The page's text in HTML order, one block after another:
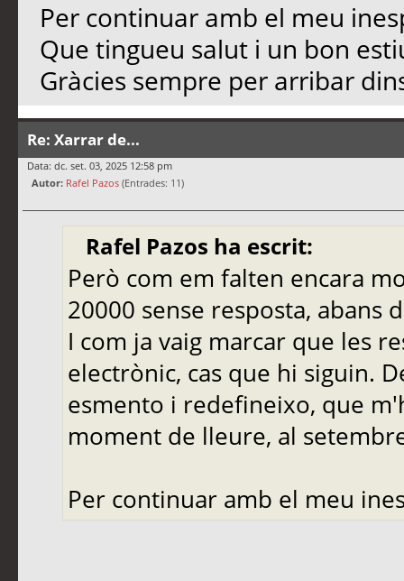
Per continuar amb el meu
Que tingueu salut i un bon
Gràcies sempre per arribar
Re: Xarrar de...
Data: dc. set. 03, 2025 12:58 pm
Autor: Rafel Pazos (Entrades: 11)
Rafel Pazos ha escrit:
Però com em falten encara
20000 sense resposta, abans
I com ja vaig marcar que les
electrònic, cas que hi siguin.
esmento i redefineixo, que
moment de lleure, al
Per continuar amb el meu